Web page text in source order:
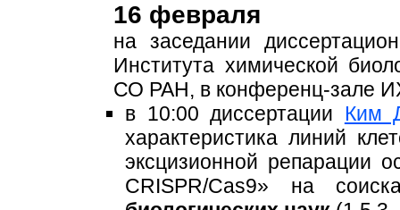
16 февраля
на заседании
Института химической
СО РАН, в конференц-зале
в 10:00 диссертации Ким
характеристика линий
эксцизионной репарации
CRISPR/Cas9» на